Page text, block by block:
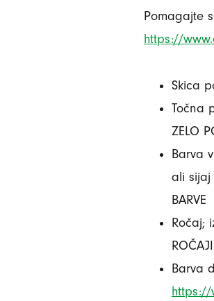
Pomagajte
https://
Skica
Točna
ZELO
Barva
ali sijaj
BARVE
Ročaj;
ROČAJI
Barva
https://